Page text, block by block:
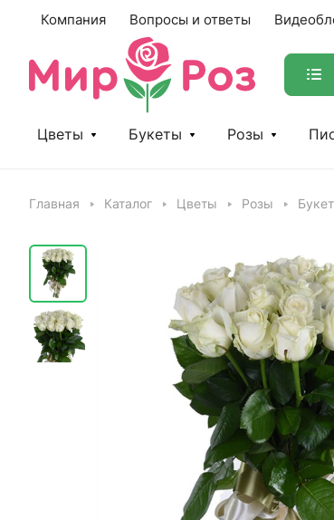
Компания Вопросы и ответы
Цветы Букеты Розы
Главная Каталог Цветы Розы